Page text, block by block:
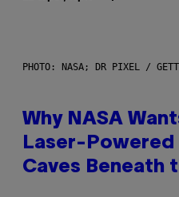
PHOTO: NASA; DR PIXEL /
Why NASA
Laser-
Caves Beneath